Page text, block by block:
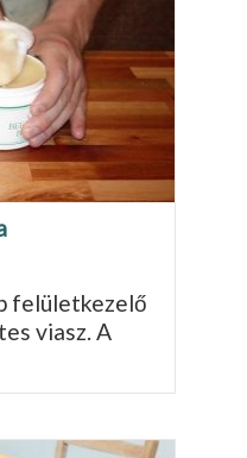
felületkezelő
viasz. A